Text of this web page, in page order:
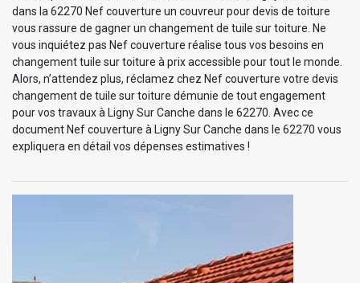
dans la 62270 Nef couverture un couvreur pour devis de toiture
vous rassure de gagner un changement de tuile sur toiture. Ne
vous inquiétez pas Nef couverture réalise tous vos besoins en
changement tuile sur toiture à prix accessible pour tout le monde.
Alors, n’attendez plus, réclamez chez Nef couverture votre devis
changement de tuile sur toiture démunie de tout engagement
pour vos travaux à Ligny Sur Canche dans le 62270. Avec ce
document Nef couverture à Ligny Sur Canche dans le 62270 vous
expliquera en détail vos dépenses estimatives !